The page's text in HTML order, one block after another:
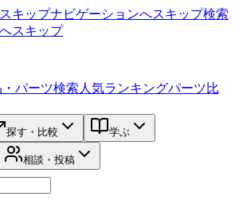
キップナビゲーションへスキップ検索
スキップ
パーツ検索 人気ランキングパーツ比
探す・比較 学ぶ
相談・投稿